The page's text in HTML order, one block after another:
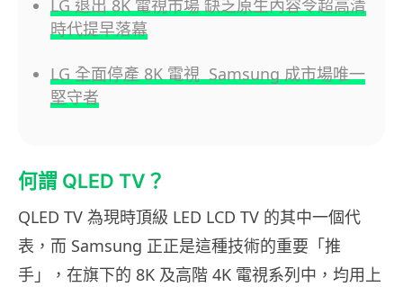
LG 退出 8K 電視市場 缺乏原生內容令超高清
時代提早落幕
LG 全面停產 8K 電視 Samsung 成市場唯一
堅守者
何謂 QLED TV？
QLED TV 為現時頂級 LED LCD TV 的其中一個代
表，而 Samsung 正正是這種技術的重要「推
手」，在旗下的 8K 及高階 4K 電視系列中，均用上